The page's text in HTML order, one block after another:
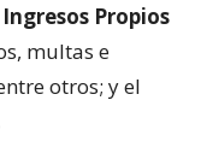
Ingresos Propios
multas e
otros; y el